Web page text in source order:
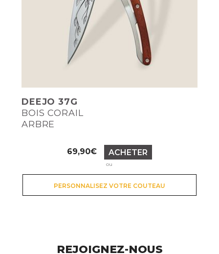
DEEJO 37G
BOIS CORAIL
ARBRE
Prix
69,90€ ACHETER
ou
PERSONNALISEZ VOTRE COUTEAU
REJOIGNEZ-NOUS